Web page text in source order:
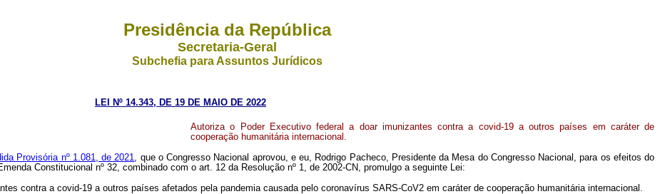
Presidência da República
Secretaria-Geral
Subchefia para Assuntos Jurídicos
LEI Nº 14.343, DE 19 DE MAIO DE 2022
Autoriza o Poder Executivo federal a doar imunizantes contra a covid-19 a outros países em caráter de
cooperação humanitária internacional.
Provisória nº 1.081, de 2021, que o Congresso Nacional aprovou, e eu, Rodrigo Pacheco, Presidente da Mesa do Congresso Nacional, para os efeitos do
Constitucional nº 32, combinado com o art. 12 da Resolução nº 1, de 2002-CN, promulgo a seguinte Lei:
contra a covid-19 a outros países afetados pela pandemia causada pelo coronavírus SARS-CoV2 em caráter de cooperação humanitária internacional.